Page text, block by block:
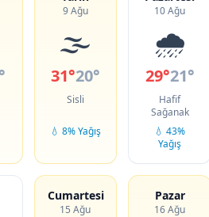
9 Ağu
🌫️
31°20°
Sisli
💧 8% Yağış
10 Ağu
🌧️
29°21°
Hafif
Sağanak
💧 43%
Yağış
Cumartesi
15 Ağu
Pazar
16 Ağu